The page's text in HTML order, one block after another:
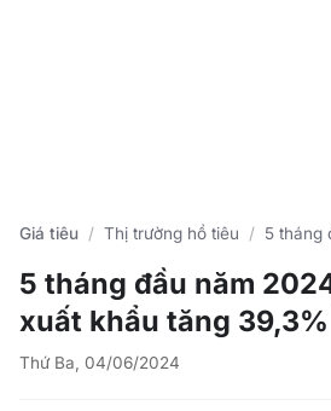
Giá tiêu Thị trường hồ tiêu 5 tháng đầu
5 tháng đầu năm
xuất khẩu tăng 39,3%
Thứ Ba, 04/06/2024